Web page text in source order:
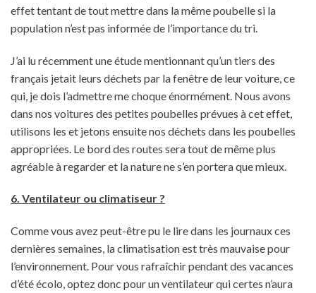
effet tentant de tout mettre dans la même poubelle si la
population n’est pas informée de l’importance du tri.
J’ai lu récemment une étude mentionnant qu’un tiers des
français jetait leurs déchets par la fenêtre de leur voiture, ce
qui, je dois l’admettre me choque énormément. Nous avons
dans nos voitures des petites poubelles prévues à cet effet,
utilisons les et jetons ensuite nos déchets dans les poubelles
appropriées. Le bord des routes sera tout de même plus
agréable à regarder et la nature ne s’en portera que mieux.
6. Ventilateur ou climatiseur ?
Comme vous avez peut-être pu le lire dans les journaux ces
dernières semaines, la climatisation est très mauvaise pour
l’environnement. Pour vous rafraîchir pendant des vacances
d’été écolo, optez donc pour un ventilateur qui certes n’aura